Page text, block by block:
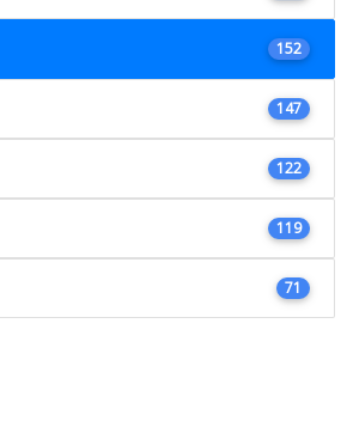
152
147
122
119
71